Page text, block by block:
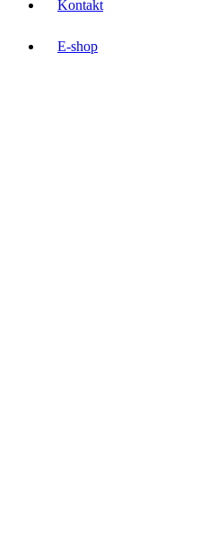
Kontakt
E-shop